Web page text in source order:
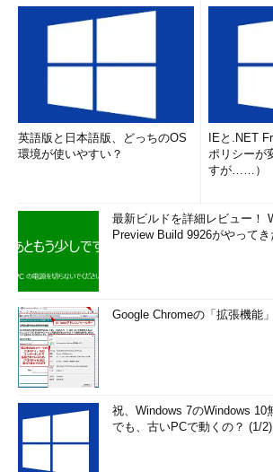
英語版と日本語版、どっちのOS
環境が使いやすい？
IEと.NET
ポリシーが
すが……）
最新ビルドを詳細レビュー！
Preview Build 9926がやって
Google Chromeの「拡張機能
祝、Windows 7のWindows 10
でも、古いPCで動くの？ (1/2)